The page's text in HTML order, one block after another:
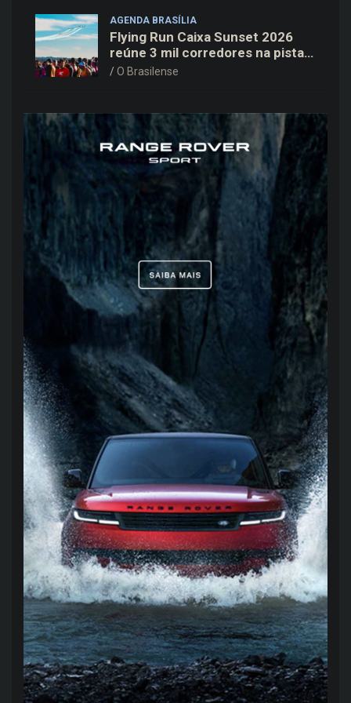
AGENDA BRASÍLIA
Flying Run Caixa Sunset 2026
reúne 3 mil corredores na pista
do Aeroporto de Brasília neste
O Brasilense